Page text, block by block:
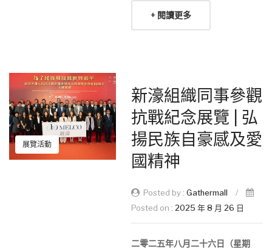
+ 閱讀更多
展覽活動
新濠組織同事參觀
抗戰紀念展覽 | 弘
揚民族自豪感及愛
國精神
Posted by : Gathermall
/
Posted on : 2025 年 8 月 26 日
二零二五年八月二十六日（星期